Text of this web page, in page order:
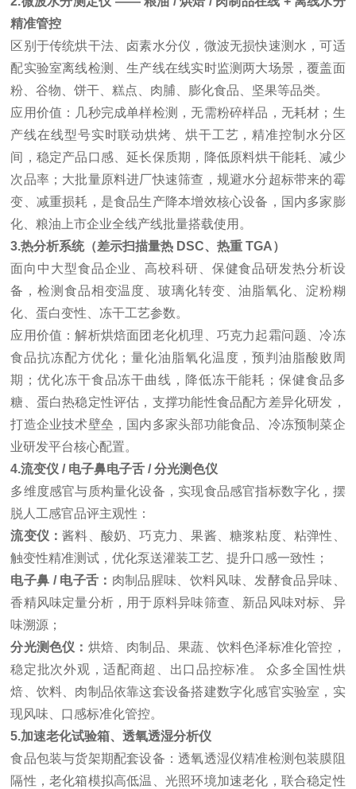
精准管控
区别于传统烘干法、卤素水分仪，微波无损快速测水，可适
配实验室离线检测、生产线在线实时监测两大场景，覆盖面
粉、谷物、饼干、糕点、肉脯、膨化食品、坚果等品类。
应用价值：几秒完成单样检测，无需粉碎样品，无耗材；生
产线在线型号实时联动烘烤、烘干工艺，精准控制水分区
间，稳定产品口感、延长保质期，降低原料烘干能耗、减少
次品率；大批量原料进厂快速筛查，规避水分超标带来的霉
变、减重损耗，是食品生产降本增效核心设备，国内多家膨
化、粮油上市企业全线产线批量搭载使用。
3.热分析系统（差示扫描量热 DSC、热重 TGA）
面向中大型食品企业、高校科研、保健食品研发热分析设
备，检测食品相变温度、玻璃化转变、油脂氧化、淀粉糊
化、蛋白变性、冻干工艺参数。
应用价值：解析烘焙面团老化机理、巧克力起霜问题、冷冻
食品抗冻配方优化；量化油脂氧化温度，预判油脂酸败周
期；优化冻干食品冻干曲线，降低冻干能耗；保健食品多
糖、蛋白热稳定性评估，支撑功能性食品配方差异化研发，
打造企业技术壁垒，国内多家头部功能食品、冷冻预制菜企
业研发平台核心配置。
4.流变仪 / 电子鼻电子舌 / 分光测色仪
多维度感官与质构量化设备，实现食品感官指标数字化，摆
脱人工感官品评主观性：
流变仪：酱料、酸奶、巧克力、果酱、糖浆粘度、粘弹性、
触变性精准测试，优化泵送灌装工艺、提升口感一致性；
电子鼻 / 电子舌： 肉制品腥味、饮料风味、发酵食品异味、
香精风味定量分析，用于原料异味筛查、新品风味对标、异
味溯源；
分光测色仪： 烘焙、肉制品、果蔬、饮料色泽标准化管控，
稳定批次外观，适配商超、出口品控标准。 众多全国性烘
焙、饮料、肉制品依靠这套设备搭建数字化感官实验室，实
现风味、口感标准化管控。
5.加速老化试验箱、透氧透湿分析仪
食品包装与货架期配套设备：透氧透湿仪精准检测包装膜阻
隔性，老化箱模拟高低温、光照环境加速老化，联合稳定性